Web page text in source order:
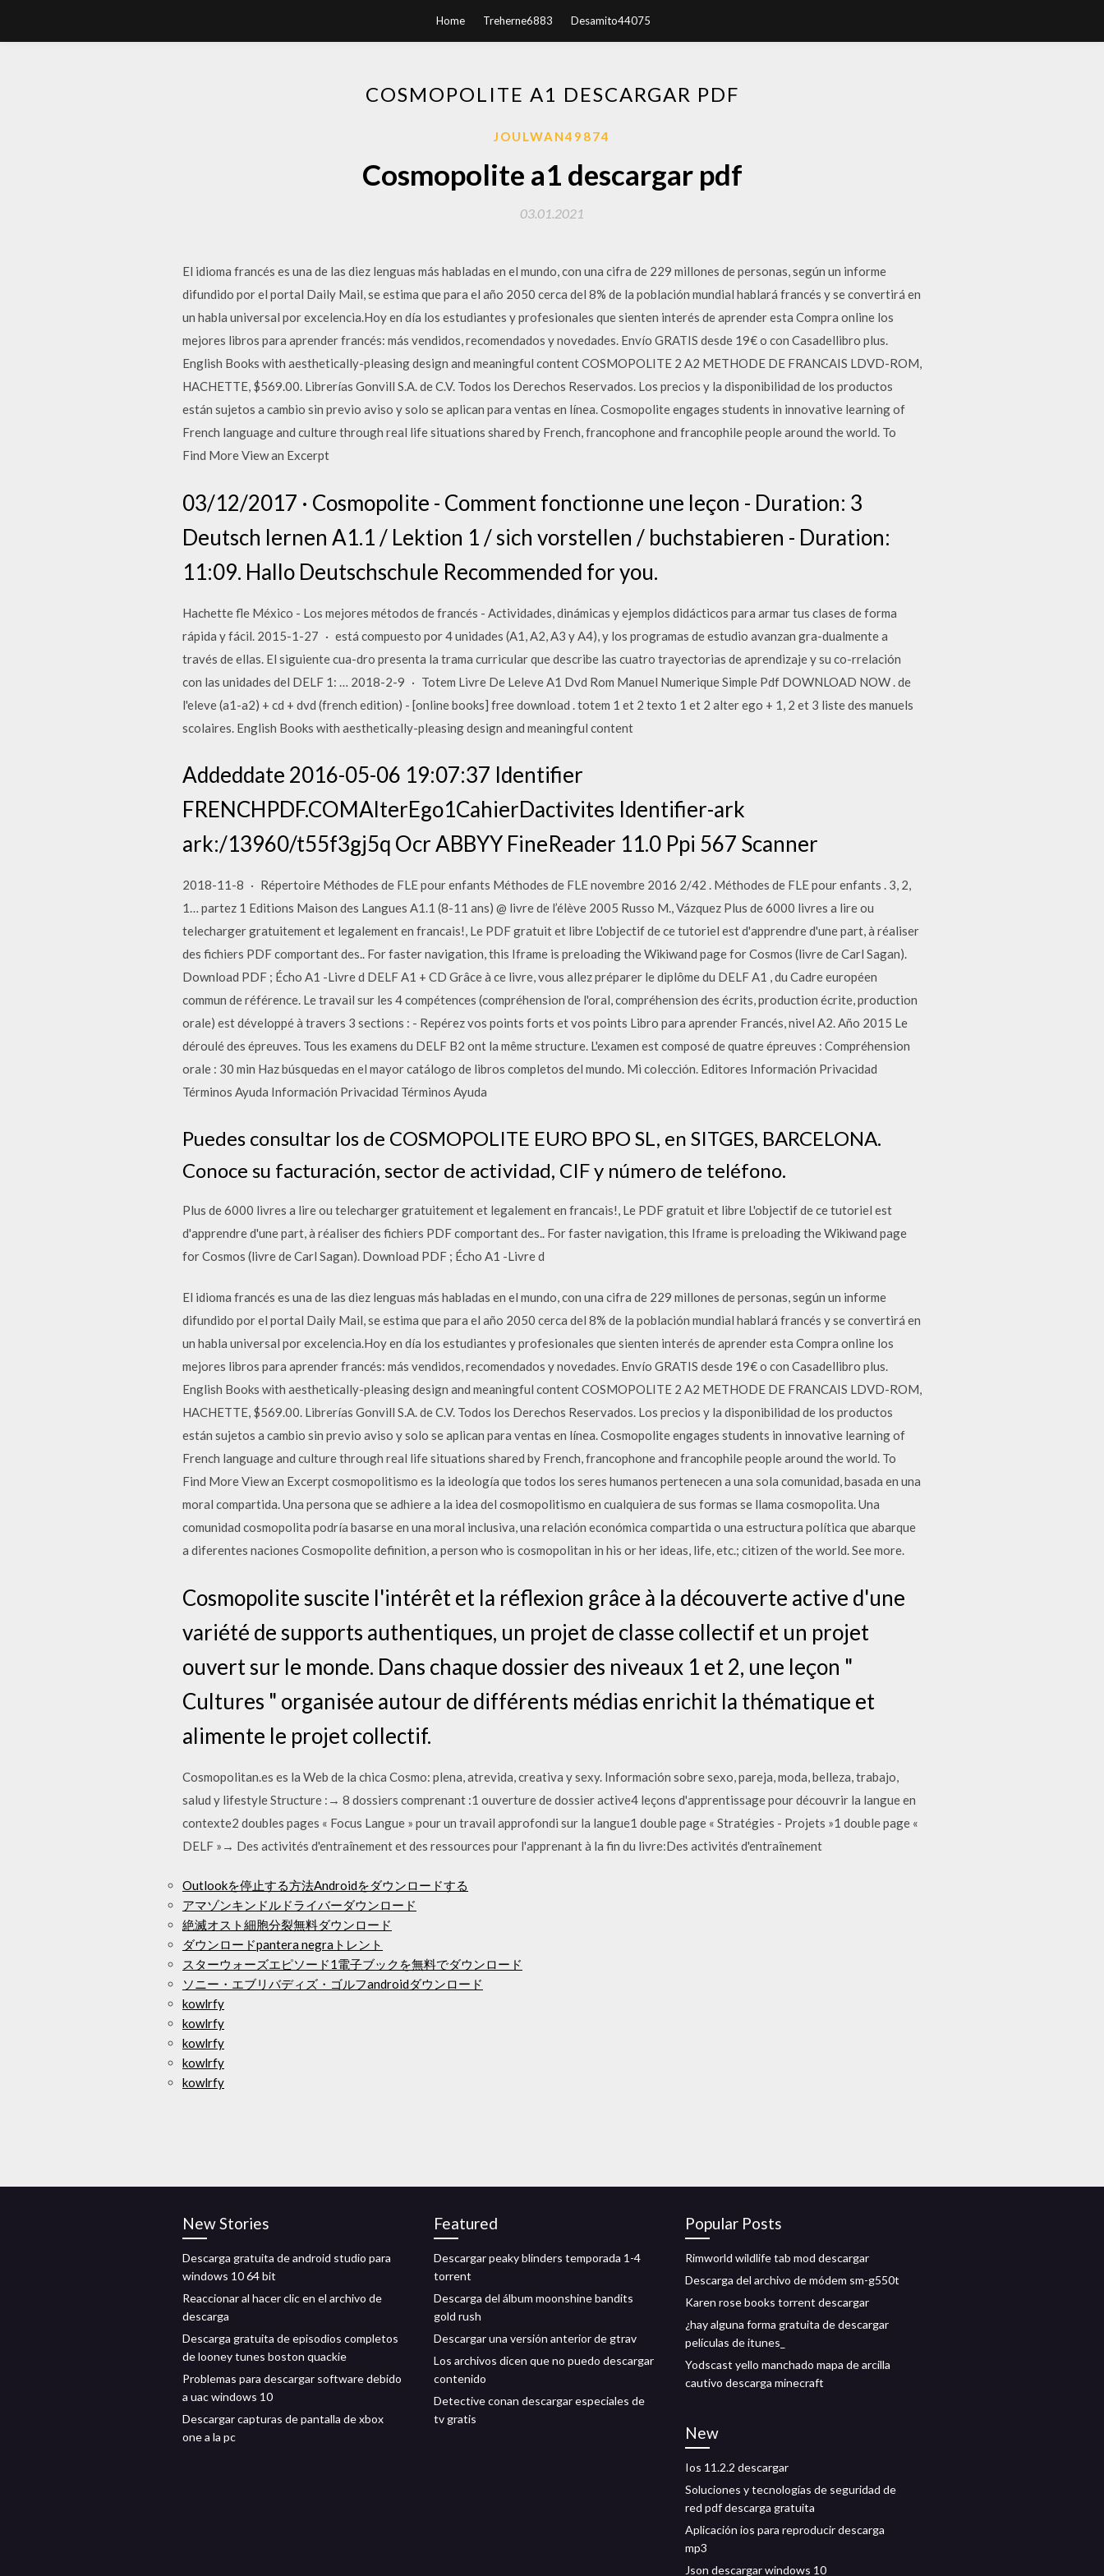
Home Treherne6883 Desamito44075
COSMOPOLITE A1 DESCARGAR PDF
JOULWAN49874
Cosmopolite a1 descargar pdf
03.01.2021
El idioma francés es una de las diez lenguas más habladas en el mundo, con una cifra de 229 millones de personas, según un informe
difundido por el portal Daily Mail, se estima que para el año 2050 cerca del 8% de la población mundial hablará francés y se convertirá en
un habla universal por excelencia.Hoy en día los estudiantes y profesionales que sienten interés de aprender esta Compra online los
mejores libros para aprender francés: más vendidos, recomendados y novedades. Envío GRATIS desde 19€ o con Casadellibro plus.
English Books with aesthetically-pleasing design and meaningful content COSMOPOLITE 2 A2 METHODE DE FRANCAIS LDVD-ROM,
HACHETTE, $569.00. Librerías Gonvill S.A. de C.V. Todos los Derechos Reservados. Los precios y la disponibilidad de los productos
están sujetos a cambio sin previo aviso y solo se aplican para ventas en línea. Cosmopolite engages students in innovative learning of
French language and culture through real life situations shared by French, francophone and francophile people around the world. To
Find More View an Excerpt
03/12/2017 · Cosmopolite - Comment fonctionne une leçon - Duration: 3
Deutsch lernen A1.1 / Lektion 1 / sich vorstellen / buchstabieren - Duration:
11:09. Hallo Deutschschule Recommended for you.
Hachette fle México - Los mejores métodos de francés - Actividades, dinámicas y ejemplos didácticos para armar tus clases de forma
rápida y fácil. 2015-1-27 · está compuesto por 4 unidades (A1, A2, A3 y A4), y los programas de estudio avanzan gra-dualmente a
través de ellas. El siguiente cua-dro presenta la trama curricular que describe las cuatro trayectorias de aprendizaje y su co-rrelación
con las unidades del DELF 1: … 2018-2-9 · Totem Livre De Leleve A1 Dvd Rom Manuel Numerique Simple Pdf DOWNLOAD NOW . de
l'eleve (a1-a2) + cd + dvd (french edition) - [online books] free download . totem 1 et 2 texto 1 et 2 alter ego + 1, 2 et 3 liste des manuels
scolaires. English Books with aesthetically-pleasing design and meaningful content
Addeddate 2016-05-06 19:07:37 Identifier
FRENCHPDF.COMAlterEgo1CahierDactivites Identifier-ark
ark:/13960/t55f3gj5q Ocr ABBYY FineReader 11.0 Ppi 567 Scanner
2018-11-8 · Répertoire Méthodes de FLE pour enfants Méthodes de FLE novembre 2016 2/42 . Méthodes de FLE pour enfants . 3, 2,
1… partez 1 Editions Maison des Langues A1.1 (8-11 ans) @ livre de l’élève 2005 Russo M., Vázquez Plus de 6000 livres a lire ou
telecharger gratuitement et legalement en francais!, Le PDF gratuit et libre L'objectif de ce tutoriel est d'apprendre d'une part, à réaliser
des fichiers PDF comportant des.. For faster navigation, this Iframe is preloading the Wikiwand page for Cosmos (livre de Carl Sagan).
Download PDF ; Écho A1 -Livre d DELF A1 + CD Grâce à ce livre, vous allez préparer le diplôme du DELF A1 , du Cadre européen
commun de référence. Le travail sur les 4 compétences (compréhension de l'oral, compréhension des écrits, production écrite, production
orale) est développé à travers 3 sections : - Repérez vos points forts et vos points Libro para aprender Francés, nivel A2. Año 2015 Le
déroulé des épreuves. Tous les examens du DELF B2 ont la même structure. L'examen est composé de quatre épreuves : Compréhension
orale : 30 min Haz búsquedas en el mayor catálogo de libros completos del mundo. Mi colección. Editores Información Privacidad
Términos Ayuda Información Privacidad Términos Ayuda
Puedes consultar los de COSMOPOLITE EURO BPO SL, en SITGES, BARCELONA.
Conoce su facturación, sector de actividad, CIF y número de teléfono.
Plus de 6000 livres a lire ou telecharger gratuitement et legalement en francais!, Le PDF gratuit et libre L'objectif de ce tutoriel est
d'apprendre d'une part, à réaliser des fichiers PDF comportant des.. For faster navigation, this Iframe is preloading the Wikiwand page
for Cosmos (livre de Carl Sagan). Download PDF ; Écho A1 -Livre d
El idioma francés es una de las diez lenguas más habladas en el mundo, con una cifra de 229 millones de personas, según un informe
difundido por el portal Daily Mail, se estima que para el año 2050 cerca del 8% de la población mundial hablará francés y se convertirá en
un habla universal por excelencia.Hoy en día los estudiantes y profesionales que sienten interés de aprender esta Compra online los
mejores libros para aprender francés: más vendidos, recomendados y novedades. Envío GRATIS desde 19€ o con Casadellibro plus.
English Books with aesthetically-pleasing design and meaningful content COSMOPOLITE 2 A2 METHODE DE FRANCAIS LDVD-ROM,
HACHETTE, $569.00. Librerías Gonvill S.A. de C.V. Todos los Derechos Reservados. Los precios y la disponibilidad de los productos
están sujetos a cambio sin previo aviso y solo se aplican para ventas en línea. Cosmopolite engages students in innovative learning of
French language and culture through real life situations shared by French, francophone and francophile people around the world. To
Find More View an Excerpt cosmopolitismo es la ideología que todos los seres humanos pertenecen a una sola comunidad, basada en una
moral compartida. Una persona que se adhiere a la idea del cosmopolitismo en cualquiera de sus formas se llama cosmopolita. Una
comunidad cosmopolita podría basarse en una moral inclusiva, una relación económica compartida o una estructura política que abarque
a diferentes naciones Cosmopolite definition, a person who is cosmopolitan in his or her ideas, life, etc.; citizen of the world. See more.
Cosmopolite suscite l'intérêt et la réflexion grâce à la découverte active d'une
variété de supports authentiques, un projet de classe collectif et un projet
ouvert sur le monde. Dans chaque dossier des niveaux 1 et 2, une leçon "
Cultures " organisée autour de différents médias enrichit la thématique et
alimente le projet collectif.
Cosmopolitan.es es la Web de la chica Cosmo: plena, atrevida, creativa y sexy. Información sobre sexo, pareja, moda, belleza, trabajo,
salud y lifestyle Structure :→ 8 dossiers comprenant :1 ouverture de dossier active4 leçons d'apprentissage pour découvrir la langue en
contexte2 doubles pages « Focus Langue » pour un travail approfondi sur la langue1 double page « Stratégies - Projets »1 double page «
DELF »→ Des activités d'entraînement et des ressources pour l'apprenant à la fin du livre:Des activités d'entraînement
Outlookを停止する方法Androidをダウンロードする
アマゾンキンドルドライバーダウンロード
絶滅オスト細胞分裂無料ダウンロード
ダウンロードpantera negraトレント
スターウォーズエピソード1電子ブックを無料でダウンロード
ソニー・エブリバディズ・ゴルフandroidダウンロード
kowlrfy
kowlrfy
kowlrfy
kowlrfy
kowlrfy
New Stories
Descarga gratuita de android studio para
windows 10 64 bit
Reaccionar al hacer clic en el archivo de
descarga
Descarga gratuita de episodios completos
de looney tunes boston quackie
Problemas para descargar software debido
a uac windows 10
Descargar capturas de pantalla de xbox
one a la pc
Featured
Descargar peaky blinders temporada 1-4
torrent
Descarga del álbum moonshine bandits
gold rush
Descargar una versión anterior de gtrav
Los archivos dicen que no puedo descargar
contenido
Detective conan descargar especiales de
tv gratis
Popular Posts
Rimworld wildlife tab mod descargar
Descarga del archivo de módem sm-g550t
Karen rose books torrent descargar
¿hay alguna forma gratuita de descargar
películas de itunes_
Yodscast yello manchado mapa de arcilla
cautivo descarga minecraft
New
Ios 11.2.2 descargar
Soluciones y tecnologías de seguridad de
red pdf descarga gratuita
Aplicación ios para reproducir descarga
mp3
Json descargar windows 10